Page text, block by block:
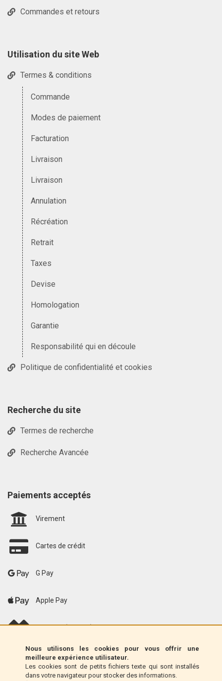
Nous utilisons les cookies pour vous offrir une
meilleure expérience utilisateur.
Les cookies sont de petits fichiers texte qui sont installés
dans votre navigateur pour stocker des informations.
Commandes et retours
Utilisation du site Web
Termes & conditions
Commande
Modes de paiement
Facturation
Livraison
Livraison
Annulation
Récréation
Retrait
Taxes
Devise
Homologation
Garantie
Responsabilité qui en découle
Politique de confidentialité et cookies
Recherche du site
Termes de recherche
Recherche Avancée
Paiements acceptés
Virement
Cartes de crédit
G Pay
Apple Pay
scalapay (EU only)
Klarna (UE uniquement)